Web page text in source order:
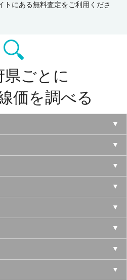
トにある無料査定をご利用くださ
県ごとに
価を調べる